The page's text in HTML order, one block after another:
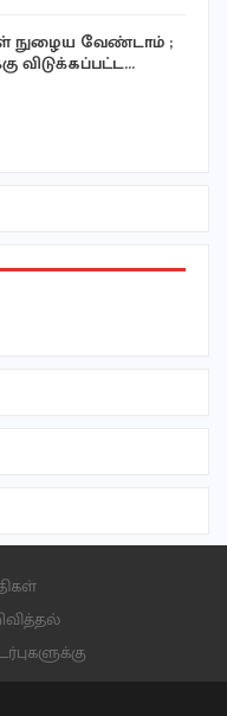
நுழைய வேண்டாம் ;
விடுக்கப்பட்ட…